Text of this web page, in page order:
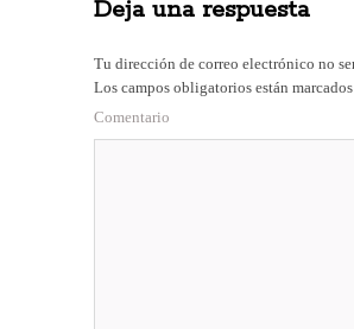
ok do
n
pa
rti
r
Deja una respuesta
Tu dirección de correo electrónico no
Los campos obligatorios están
Comentario